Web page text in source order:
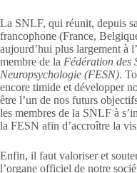
La SNLF, qui réunit, depuis
francophone (France,
aujourd’hui plus largement à
membre de la Fédération des
Neuropsychologie (FESN).
encore timide et développer
être l’un de nos futurs
les membres de la SNLF à
la FESN afin d’accroître la
Enfin, il faut valoriser et
l’organe officiel de notre